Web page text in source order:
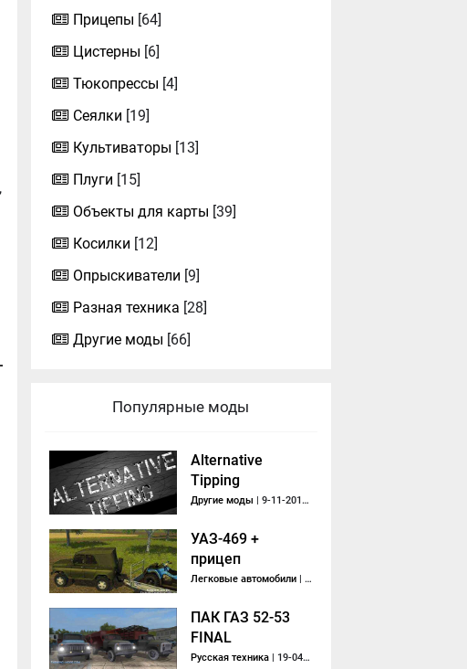
Прицепы [64]
Цистерны [6]
Тюкопрессы [4]
Сеялки [19]
Культиваторы [13]
Плуги [15]
Объекты для карты [39]
Косилки [12]
Опрыскиватели [9]
Разная техника [28]
Другие моды [66]
Популярные моды
Alternative
Tipping
Другие моды | 9-11-2013, 08:56
УАЗ-469 +
прицеп
Легковые автомобили | 18-10-2013, 08:50
ПАК ГАЗ 52-53
FINAL
Русская техника | 19-04-2020, 12:07